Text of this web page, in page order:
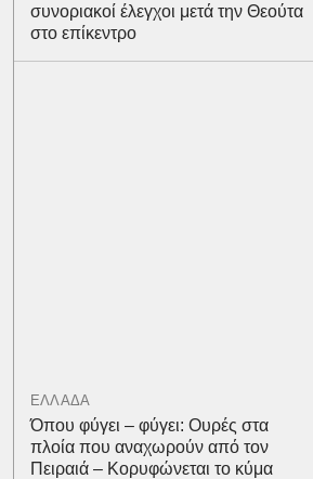
συνοριακοί έλεγχοι μετά την Θεούτα
στο επίκεντρο
ΕΛΛΑΔΑ
Όπου φύγει – φύγει: Ουρές στα
πλοία που αναχωρούν από τον
Πειραιά – Κορυφώνεται το κύμα